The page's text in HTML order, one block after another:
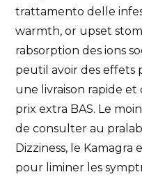
trattamento delle
warmth, or upset
rabsorption des ions
peutil avoir des effets
une livraison rapide
prix extra BAS. Le
de consulter au
Dizziness, le
pour liminer les